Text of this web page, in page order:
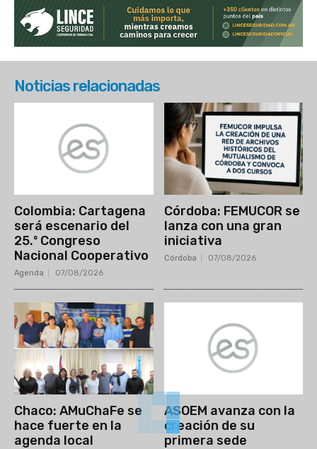
Noticias relacionadas
Colombia: Cartagena
será escenario del
25.º Congreso
Nacional Cooperativo
Agenda 07/08/2026
Córdoba: FEMUCOR se
lanza con una gran
iniciativa
Córdoba 07/08/2026
Chaco: AMuChaFe se
hace fuerte en la
agenda local
ASOEM avanza con la
creación de su
primera sede